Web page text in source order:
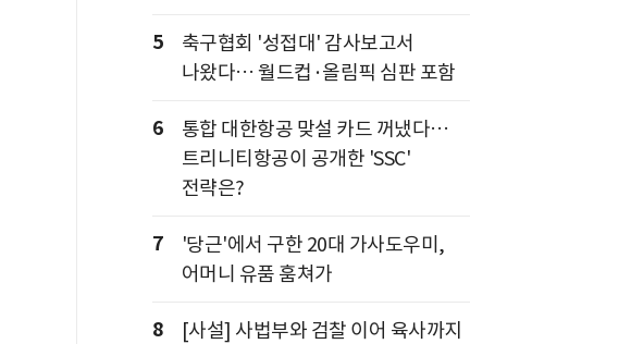
5
축구협회 '성접대' 감사보고서
나왔다… 월드컵·올림픽 심판 포함
6
통합 대한항공 맞설 카드 꺼냈다…
트리니티항공이 공개한 'SSC'
전략은?
7
'당근'에서 구한 20대 가사도우미,
어머니 유품 훔쳐가
8
[사설] 사법부와 검찰 이어 육사까지